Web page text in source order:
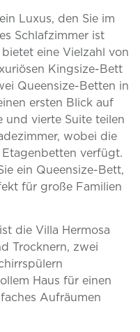
Luxus, den Sie im
Schlafzimmer ist
eine Vielzahl von
Kingsize-Bett
Queensize-Betten in
ersten Blick auf
und vierte Suite teilen
wobei die
verfügt.
ein Queensize-Bett,
für große Familien
die Villa Hermosa
Trocknern, zwei
Haus für einen
Aufräumen